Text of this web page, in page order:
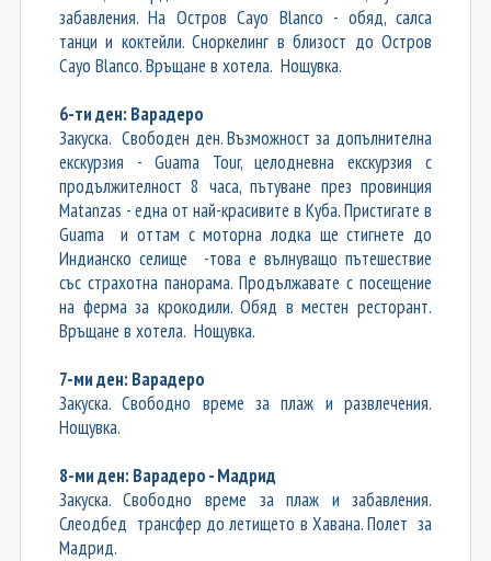
забавления. На Остров Cayo Blanco - обяд, салса
танци и коктейли. Сноркелинг в близост до Остров
Cayo Blanco. Връщане в хотела. Нощувка.
6-ти ден: Варадеро
Закуска. Свободен ден. Възможност за допълнителна
екскурзия - Guama Tour, целодневна екскурзия с
продължителност 8 часа, пътуване през провинция
Matanzas - една от най-красивите в Куба. Пристигате в
Guama и оттам с моторна лодка ще стигнете до
Индианско селище -това е вълнуващо пътешествие
със страхотна панорама. Продължавате с посещение
на ферма за крокодили. Обяд в местен ресторант.
Връщане в хотела. Нощувка.
7-ми ден: Варадеро
Закуска. Свободно време за плаж и развлечения.
Нощувка.
8-ми ден: Варадеро - Мадрид
Закуска. Свободно време за плаж и забавления.
Слеодбед трансфер до летището в Хавана. Полет за
Мадрид.